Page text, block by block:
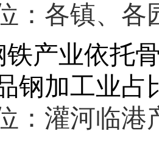
：各镇、各
铁产业依托
钢加工业占
：灌河临港